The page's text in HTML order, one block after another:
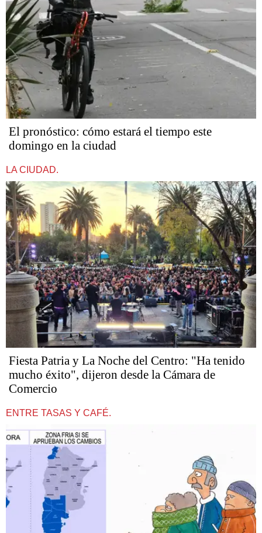
El pronóstico: cómo estará el tiempo este
domingo en la ciudad
LA CIUDAD.
Fiesta Patria y La Noche del Centro: "Ha tenido
mucho éxito", dijeron desde la Cámara de
Comercio
ENTRE TASAS Y CAFÉ.